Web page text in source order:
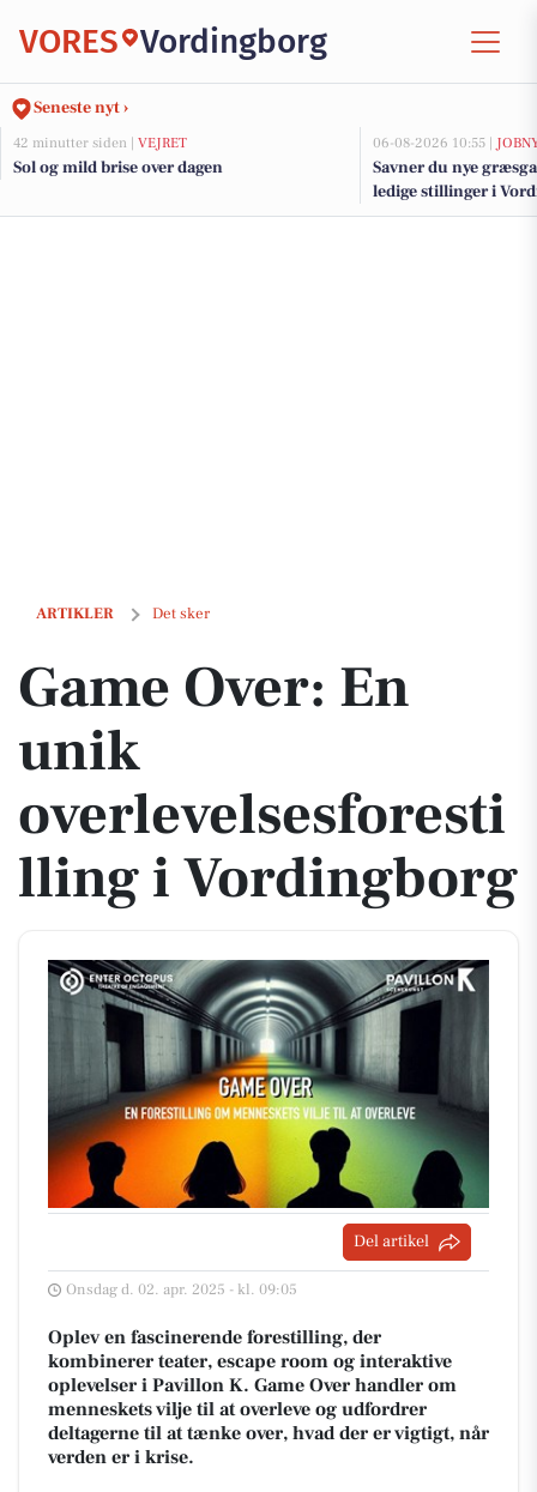
VORES Vordingborg
Seneste nyt ›
42 minutter siden | VEJRET
Sol og mild brise over dagen
06-08-2026 10:55 |
Savner du nye
ledige stillinger i
ARTIKLER Det sker
Game Over: En unik overlevelsesforestilling i Vordingborg
Game Over: En
unik
overlevelsesforesti
lling i Vordingborg
Del artikel
Onsdag d. 02. apr. 2025 - kl. 09:05
Oplev en fascinerende forestilling, der
kombinerer teater, escape room og interaktive
oplevelser i Pavillon K. Game Over handler om
menneskets vilje til at overleve og udfordrer
deltagerne til at tænke over, hvad der er vigtigt, når
verden er i krise.